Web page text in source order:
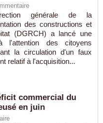
générale de la
des constructions et
(DGRCH) a lancé une
l'attention des citoyens
la circulation d'un faux
relatif à l'acquisition...
commercial du
en juin